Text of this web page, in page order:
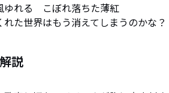
ゆれる　こぼれ落ちた薄紅
れた世界はもう消えてしまうのかな？
説